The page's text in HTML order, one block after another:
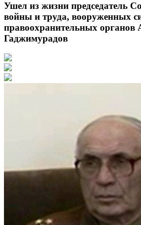
Ушел из жизни председатель
войны и труда, вооруженных
правоохранительных органов
Гаджимурадов